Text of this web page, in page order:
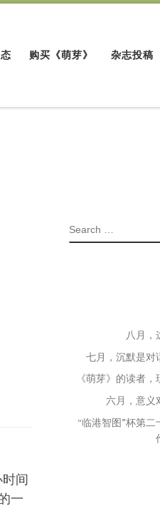
购买《萌芽》 杂志投稿
间
一
八月，
七月，沉默是对
《萌芽》的读者
六月，意义
“临港智图”杯第